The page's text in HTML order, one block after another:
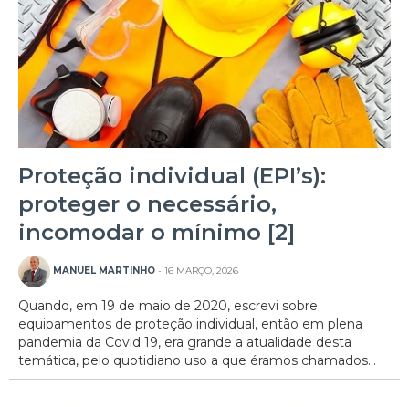
Proteção individual (EPI’s):
proteger o necessário,
incomodar o mínimo [2]
MANUEL MARTINHO - 16 MARÇO, 2026
Quando, em 19 de maio de 2020, escrevi sobre
equipamentos de proteção individual, então em plena
pandemia da Covid 19, era grande a atualidade desta
temática, pelo quotidiano uso a que éramos chamados...